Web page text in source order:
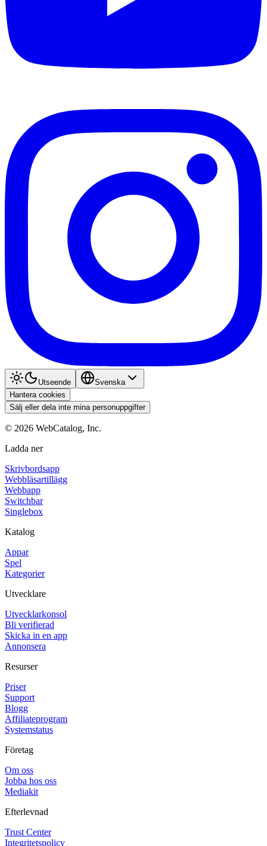
Utseende
Svenska
Hantera cookies
Sälj eller dela inte mina personuppgifter
© 2026 WebCatalog, Inc.
Ladda ner
Skrivbordsapp
Webbläsartillägg
Webbapp
Switchbar
Singlebox
Katalog
Appar
Spel
Kategorier
Utvecklare
Utvecklarkonsol
Bli verifierad
Skicka in en app
Annonsera
Resurser
Priser
Support
Blogg
Affiliateprogram
Systemstatus
Företag
Om oss
Jobba hos oss
Mediakit
Efterlevnad
Trust Center
Integritetspolicy